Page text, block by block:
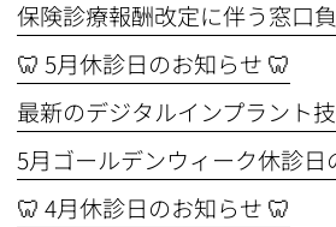
🦷 5月休診日のお知らせ 🦷
5月ゴールデンウィーク休診日
🦷 4月休診日のお知らせ 🦷